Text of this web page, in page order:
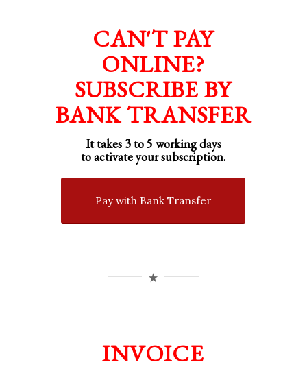
CAN'T PAY
ONLINE?
SUBSCRIBE BY
BANK TRANSFER
It takes 3 to 5 working days
to activate your subscription.
Pay with Bank Transfer
INVOICE